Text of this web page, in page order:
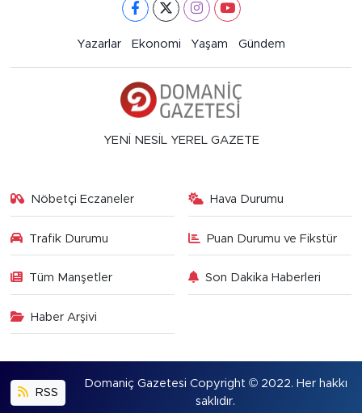
Yazarlar Ekonomi Yaşam Gündem
YENİ NESİL YEREL GAZETE
Nöbetçi Eczaneler Hava Durumu
Trafik Durumu Puan Durumu ve Fikstür
Tüm Manşetler Son Dakika Haberleri
Haber Arşivi
RSS
Domaniç Gazetesi Copyright © 2022. Her hakkı
saklıdır.